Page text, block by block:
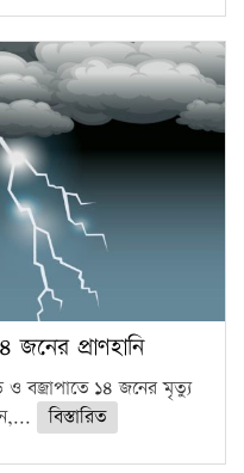
জনের প্রাণহানি
ও বজ্রাপাতে ১৪ জনের মৃত্যু
বিস্তারিত